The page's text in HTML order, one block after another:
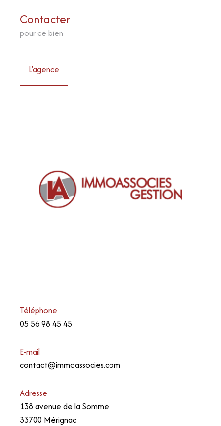
Contacter
pour ce bien
L'agence
Téléphone
05 56 98 45 45
E-mail
contact@immoassocies.com
Adresse
138 avenue de la Somme
33700 Mérignac